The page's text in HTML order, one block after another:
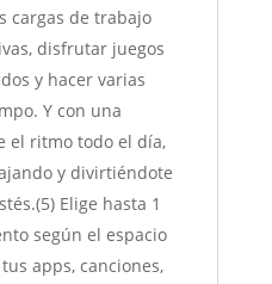
cargas de trabajo
disfrutar juegos
y hacer varias
Y con una
el ritmo todo el día,
y divirtiéndote
Elige hasta 1
según el espacio
apps, canciones,